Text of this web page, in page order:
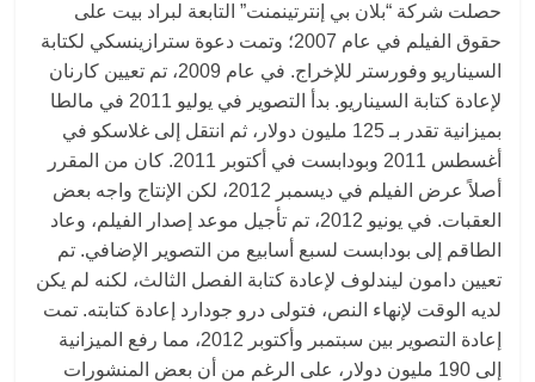
حصلت شركة “بلان بي إنترتينمنت” التابعة لبراد بيت على
حقوق الفيلم في عام 2007؛ وتمت دعوة سترازينسكي لكتابة
السيناريو وفورستر للإخراج. في عام 2009، تم تعيين كارنان
لإعادة كتابة السيناريو. بدأ التصوير في يوليو 2011 في مالطا
بميزانية تقدر بـ 125 مليون دولار، ثم انتقل إلى غلاسكو في
أغسطس 2011 وبودابست في أكتوبر 2011. كان من المقرر
أصلاً عرض الفيلم في ديسمبر 2012، لكن الإنتاج واجه بعض
العقبات. في يونيو 2012، تم تأجيل موعد إصدار الفيلم، وعاد
الطاقم إلى بودابست لسبع أسابيع من التصوير الإضافي. تم
تعيين دامون ليندلوف لإعادة كتابة الفصل الثالث، لكنه لم يكن
لديه الوقت لإنهاء النص، فتولى درو جودارد إعادة كتابته. تمت
إعادة التصوير بين سبتمبر وأكتوبر 2012، مما رفع الميزانية
إلى 190 مليون دولار، على الرغم من أن بعض المنشورات